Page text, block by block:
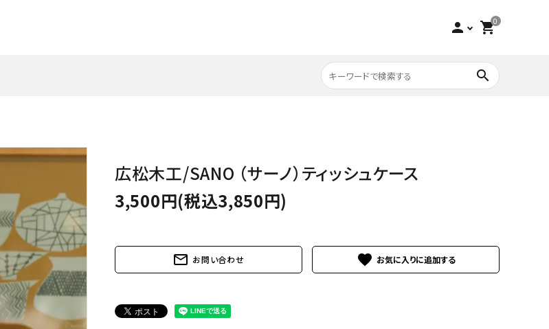
person 0
shopping_cart
ベッド 寝具
アッシュ ビーチ
search
広松木工/SANO （サーノ）ティッシュケース
3,500円(税込3,850円)
mail_outline お問い合わせ favorite